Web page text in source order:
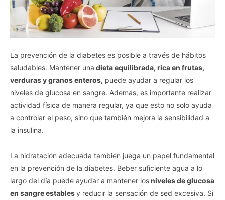
La prevención de la diabetes es posible a través de hábitos
saludables. Mantener una dieta equilibrada, rica en frutas,
verduras y granos enteros, puede ayudar a regular los
niveles de glucosa en sangre. Además, es importante realizar
actividad física de manera regular, ya que esto no solo ayuda
a controlar el peso, sino que también mejora la sensibilidad a
la insulina.
La hidratación adecuada también juega un papel fundamental
en la prevención de la diabetes. Beber suficiente agua a lo
largo del día puede ayudar a mantener losniveles de glucosa
en sangre establesy reducir la sensación de sed excesiva. Si